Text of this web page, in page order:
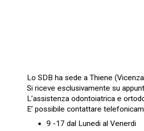
Lo SDB ha sede a Thiene
Si riceve esclusivamente su
L’assistenza odontoiatrica e
E’ possibile contattare
9 -17 dal Lunedi al Venerdi